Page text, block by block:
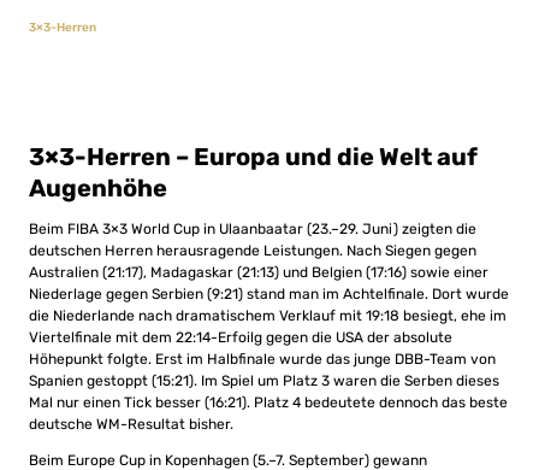
3×3-Herren
3×3-Herren – Europa und die Welt auf
Augenhöhe
Beim FIBA 3×3 World Cup in Ulaanbaatar (23.–29. Juni) zeigten die
deutschen Herren herausragende Leistungen. Nach Siegen gegen
Australien (21:17), Madagaskar (21:13) und Belgien (17:16) sowie einer
Niederlage gegen Serbien (9:21) stand man im Achtelfinale. Dort wurde
die Niederlande nach dramatischem Verklauf mit 19:18 besiegt, ehe im
Viertelfinale mit dem 22:14-Erfoilg gegen die USA der absolute
Höhepunkt folgte. Erst im Halbfinale wurde das junge DBB-Team von
Spanien gestoppt (15:21). Im Spiel um Platz 3 waren die Serben dieses
Mal nur einen Tick besser (16:21). Platz 4 bedeutete dennoch das beste
deutsche WM-Resultat bisher.
Beim Europe Cup in Kopenhagen (5.–7. September) gewann